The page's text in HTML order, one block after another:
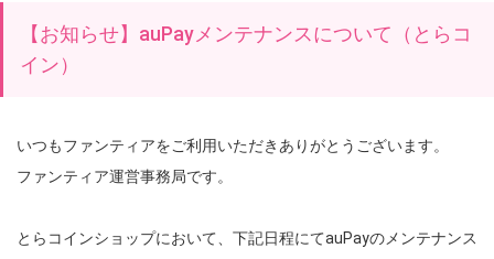
【お知らせ】auPayメンテナンスについて（とらコ
イン）
いつもファンティアをご利用いただきありがとうございます。
ファンティア運営事務局です。
とらコインショップにおいて、下記日程にてauPayのメンテナンス